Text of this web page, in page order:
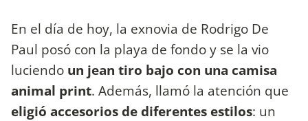
En el día de hoy, la exnovia de Rodrigo De
Paul posó con la playa de fondo y se la vio
luciendo un jean tiro bajo con una camisa
animal print. Además, llamó la atención que
eligió accesorios de diferentes estilos: un